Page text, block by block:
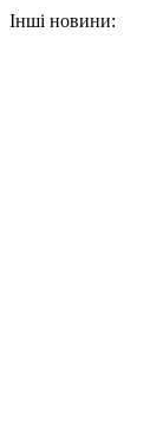
Інші новини: